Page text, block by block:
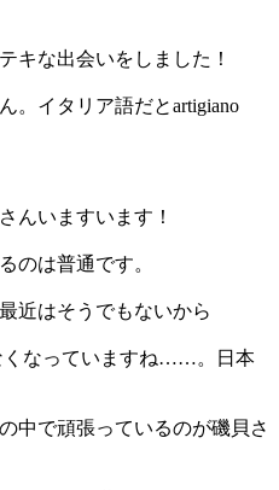
キな出会いをしました！
。イタリア語だとartigiano
んいますいます！
のは普通です。
近はそうでもないから
くなっていますね……。日本
中で頑張っているのが磯貝さ